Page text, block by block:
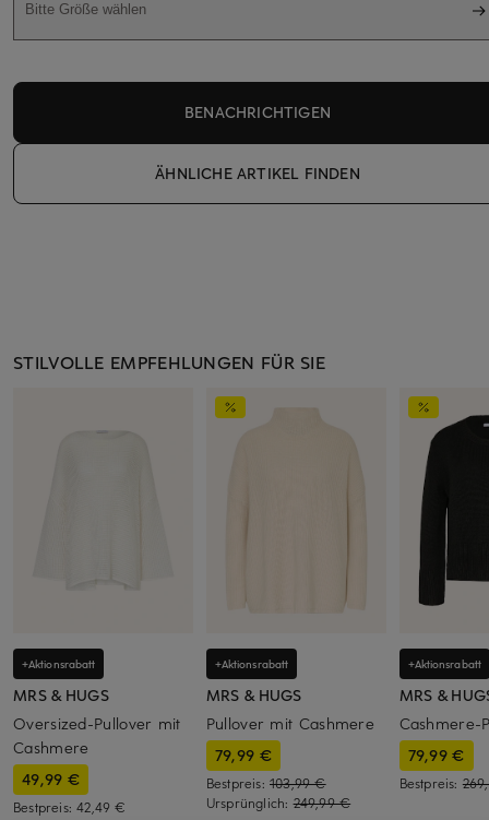
Bitte Größe wählen
BENACHRICHTIGEN
ÄHNLICHE ARTIKEL FINDEN
STILVOLLE EMPFEHLUNGEN FÜR SIE
+Aktionsrabatt
MRS & HUGS
Oversized-Pullover mit
Cashmere
49,99 €
Bestpreis:42,49 €
+Aktionsrabatt
MRS & HUGS
Pullover mit Cashmere
79,99 €
Bestpreis: 103,99 €
Ursprünglich:249,99 €
+Aktionsrabatt
MRS &
Cashmere-
79,99 €
Bestpreis: